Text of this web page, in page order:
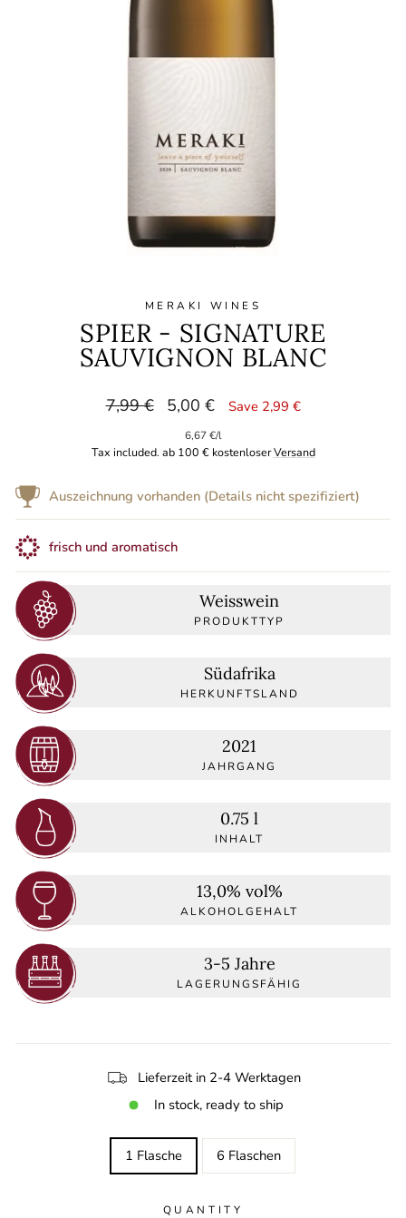
MERAKI WINES
SPIER - SIGNATURE
SAUVIGNON BLANC
Regular
7,99 €
Sale
5,00 € Save 2,99 €
6,67 €/l
Tax included. ab 100 € kostenloserVersand
Auszeichnung vorhanden (Details nicht spezifiziert)
frisch und aromatisch
Weisswein
PRODUKTTYP
Südafrika
HERKUNFTSLAND
2021
JAHRGANG
0.75 l
INHALT
13,0% vol%
ALKOHOLGEHALT
3-5 Jahre
LAGERUNGSFÄHIG
Lieferzeit in 2-4 Werktagen
In stock, ready to ship
1 Flasche 6 Flaschen
QUANTITY